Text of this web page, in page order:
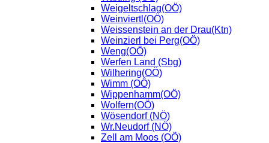
Weigeltschlag(OÖ)
Weinviertl(OÖ)
Weissenstein an der Drau(Ktn)
Weinzierl bei Perg(OÖ)
Weng(OÖ)
Werfen Land (Sbg)
Wilhering(OÖ)
Wimm (OÖ)
Wippenhamm(OÖ)
Wolfern(OÖ)
Wösendorf (NÖ)
Wr.Neudorf (NÖ)
Zell am Moos (OÖ)